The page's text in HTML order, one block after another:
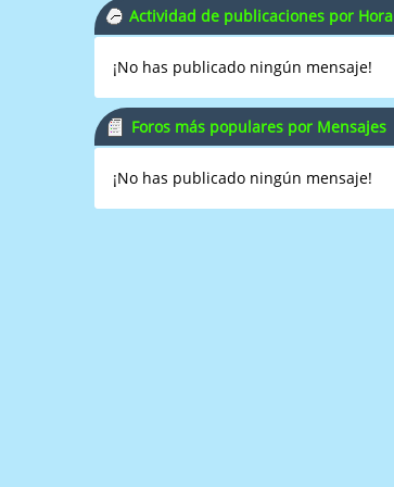
Actividad de publicaciones por Hora
¡No has publicado ningún mensaje!
Foros más populares por Mensajes
¡No has publicado ningún mensaje!